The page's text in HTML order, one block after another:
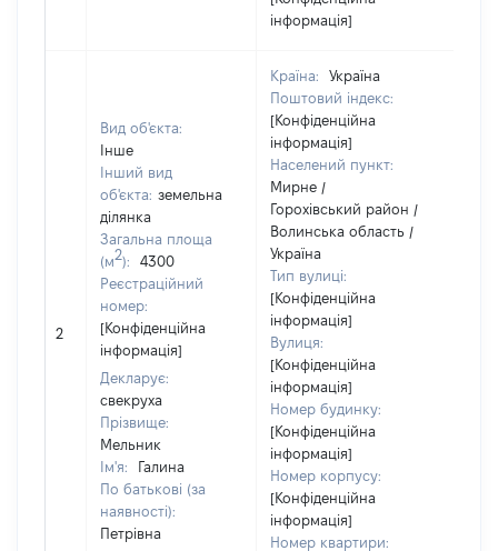
інформація]
2
Вид об'єкта:
Інше
Інший вид
об'єкта: земельна
ділянка
Загальна площа
(м2):
4300
Реєстраційний
номер:
[Конфіденційна
інформація]
Декларує:
свекруха
Прізвище:
Мельник
Ім'я:
Галина
По батькові (за
наявності):
Петрівна
Країна:
Україна
Поштовий індекс:
[Конфіденційна
інформація]
Населений пункт:
Мирне /
Горохівський район /
Волинська область /
Україна
Тип вулиці:
[Конфіденційна
інформація]
Вулиця:
[Конфіденційна
інформація]
Номер будинку:
[Конфіденційна
інформація]
Номер корпусу:
[Конфіденційна
інформація]
Номер квартири: